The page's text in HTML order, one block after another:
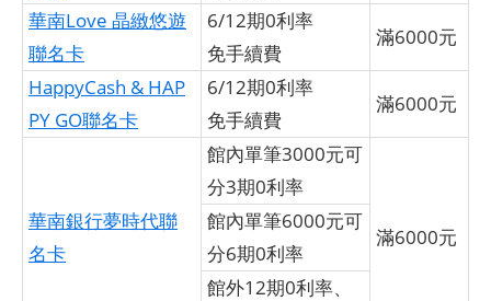
華南Love 晶緻悠遊
聯名卡
6/12期0利率
免手續費
滿6000元
HappyCash & HAP
PY GO聯名卡
6/12期0利率
免手續費
滿6000元
華南銀行夢時代聯
名卡
館內單筆3000元可
分3期0利率
滿6000元
館內單筆6000元可
分6期0利率
館外12期0利率、